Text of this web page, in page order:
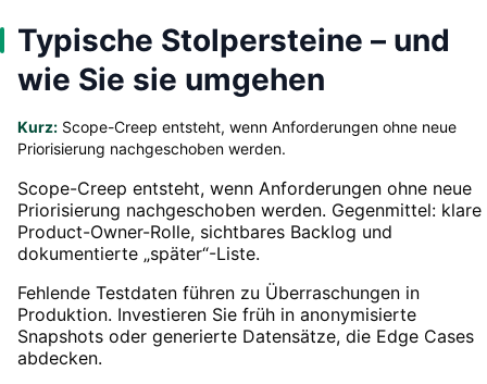
Typische Stolpersteine – und
wie Sie sie umgehen
Kurz: Scope-Creep entsteht, wenn Anforderungen ohne neue
Priorisierung nachgeschoben werden.
Scope-Creep entsteht, wenn Anforderungen ohne neue
Priorisierung nachgeschoben werden. Gegenmittel: klare
Product-Owner-Rolle, sichtbares Backlog und
dokumentierte „später“-Liste.
Fehlende Testdaten führen zu Überraschungen in
Produktion. Investieren Sie früh in anonymisierte
Snapshots oder generierte Datensätze, die Edge Cases
abdecken.